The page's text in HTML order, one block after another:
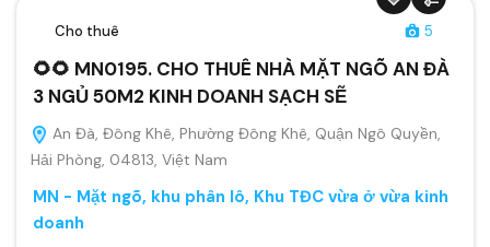
Cho thuê 5
🌻🌻 MN0195. CHO THUÊ NHÀ MẶT NGÕ AN ĐÀ
3 NGỦ 50M2 KINH DOANH SẠCH SẼ
An Đà, Đông Khê, Phường Đông Khê, Quận Ngô Quyền,
Hải Phòng, 04813, Việt Nam
MN - Mặt ngõ, khu phân lô, Khu TĐC vừa ở vừa kinh
doanh